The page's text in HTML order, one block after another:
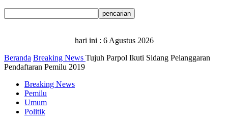
hari ini : 6 Agustus 2026
Beranda Breaking News Tujuh Parpol Ikuti Sidang Pelanggaran
Pendaftaran Pemilu 2019
Breaking News
Pemilu
Umum
Politik